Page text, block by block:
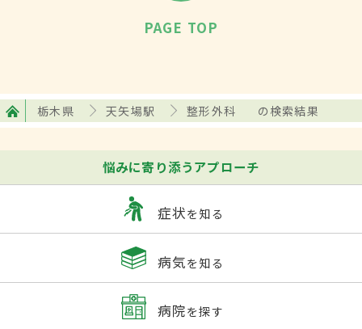
PAGE TOP
栃木県 天矢場駅 整形外科 の検索結果
悩みに寄り添うアプローチ
症状を知る
病気を知る
病院を探す